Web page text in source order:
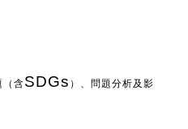
（含SDGs ）、問題分析及影